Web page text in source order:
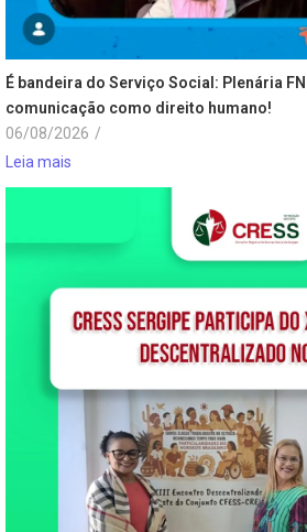
É bandeira do Serviço Social: Plenária
comunicação como direito humano!
06/08/2026 /
Leia mais